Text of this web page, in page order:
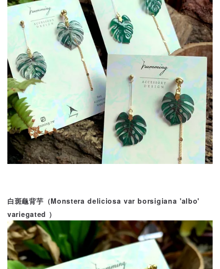
白斑龜背芋（Monstera deliciosa var borsigiana 'albo'
variegated ）